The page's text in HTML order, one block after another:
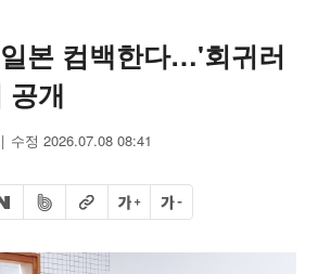
본 컴백한다…'회귀러
공개
수정 2026.07.08 08:41
하기
하기
이버 공유하기
밴드 공유하기
URL복사글자 크게글자 작게